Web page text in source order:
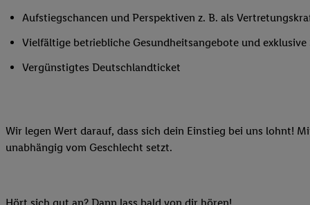
Aufstiegschancen und Perspektiven z. B. als
Vielfältige betriebliche Gesundheitsangebote und
Vergünstigtes Deutschlandticket
Wir legen Wert darauf, dass sich dein Einstieg bei uns lohnt!
unabhängig vom Geschlecht setzt.
Hört sich gut an? Dann lass bald von dir hören!
Lidl-Diensten zu
werden, die von
Durch einen Klick